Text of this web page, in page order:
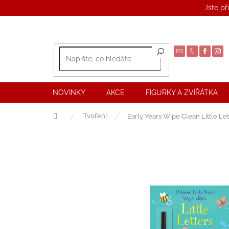
Jste
NOVINKY AKCE FIGURKY A ZVÍŘÁTKA
Domů Tvoření Early Years Wipe Clean Little